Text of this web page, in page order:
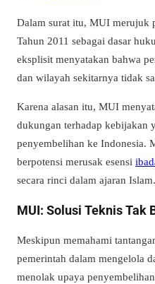
Dalam surat itu, MUI merujuk
Tahun 2011 sebagai dasar
eksplisit menyatakan bahwa
dan wilayah sekitarnya tidak
Karena alasan itu, MUI
dukungan terhadap kebijakan
penyembelihan ke Indonesia.
berpotensi merusak esensi
secara rinci dalam ajaran Islam.
MUI: Solusi Teknis Tak
Meskipun memahami
pemerintah dalam mengelola
menolak upaya